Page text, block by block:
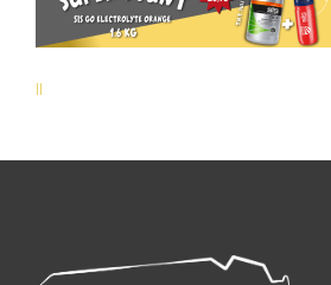
Bericht
navigatie
ll